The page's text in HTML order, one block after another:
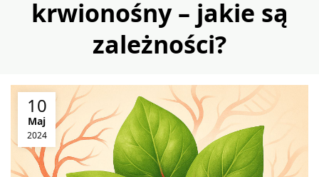
krwionośny – jakie są
zależności?
10
Maj
2024